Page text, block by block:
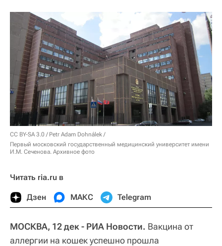
CC BY-SA 3.0 / Petr Adam Dohnálek /
Первый московский государственный медицинский университет имени
И.М. Сеченова. Архивное фото
Читать ria.ru в
Дзен МАКС Telegram
МОСКВА, 12 дек - РИА Новости. Вакцина от
аллергии на кошек успешно прошла